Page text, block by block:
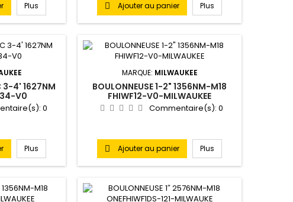
Plus  Ajouter au panier Plus
3-4' 1627NM
V0
0
Plus
MARQUE: MILWAUKEE
BOULONNEUSE 1-2" 1356NM-M18
FHIWF12-V0-MILWAUKEE
Commentaire(s): 0
 Ajouter au panier Plus